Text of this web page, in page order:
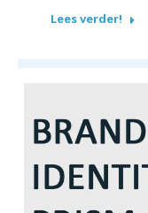
Lees verder!